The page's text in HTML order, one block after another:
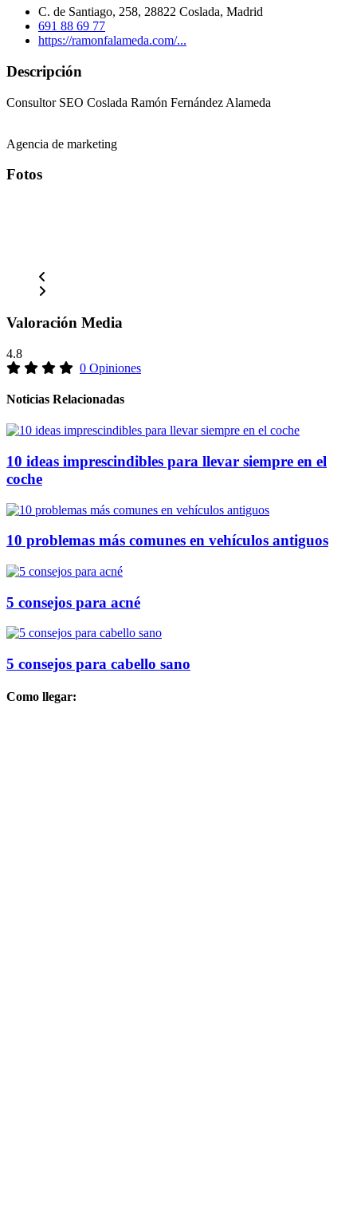
C. de Santiago, 258, 28822 Coslada, Madrid
691 88 69 77
https://ramonfalameda.com/...
Descripción
Consultor SEO Coslada Ramón Fernández Alameda
Agencia de marketing
Fotos
Valoración Media
4.8
0 Opiniones
Noticias Relacionadas
10 ideas imprescindibles para llevar siempre en el
coche
10 problemas más comunes en vehículos antiguos
5 consejos para acné
5 consejos para cabello sano
Como llegar: